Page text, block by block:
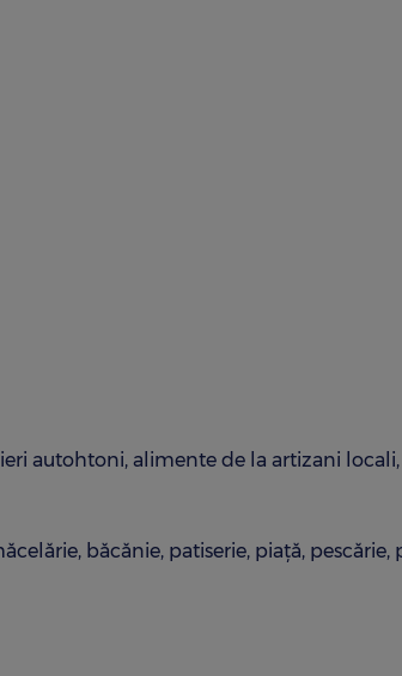
autohtoni, alimente de la artizani
băcănie, patiserie, piață,